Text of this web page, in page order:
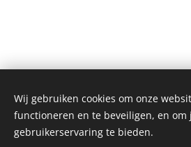
Wij gebruiken cookies om onze
functioneren en te beveiligen, en om
gebruikerservaring te bieden.